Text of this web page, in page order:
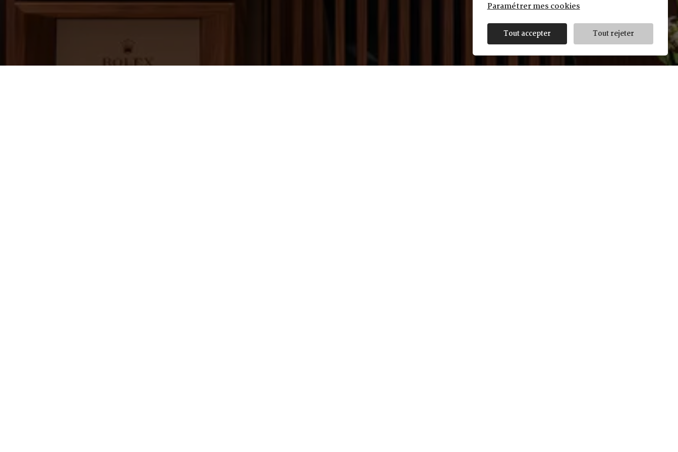
Paramétrer mes cookies
Tout accepter Tout rejeter